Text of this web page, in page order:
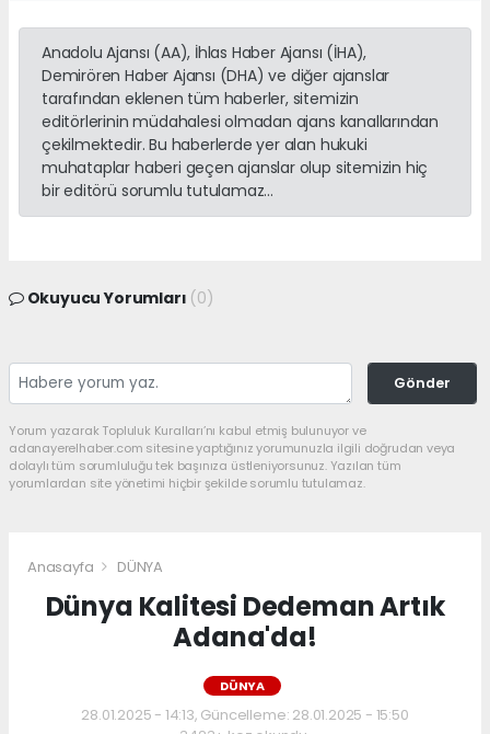
Anadolu Ajansı (AA), İhlas Haber Ajansı (İHA),
Demirören Haber Ajansı (DHA) ve diğer ajanslar
tarafından eklenen tüm haberler, sitemizin
editörlerinin müdahalesi olmadan ajans kanallarından
çekilmektedir. Bu haberlerde yer alan hukuki
muhataplar haberi geçen ajanslar olup sitemizin hiç
bir editörü sorumlu tutulamaz...
Okuyucu Yorumları (0)
Gönder
Yorum yazarak Topluluk Kuralları’nı kabul etmiş bulunuyor ve
adanayerelhaber.com sitesine yaptığınız yorumunuzla ilgili doğrudan veya
dolaylı tüm sorumluluğu tek başınıza üstleniyorsunuz. Yazılan tüm
yorumlardan site yönetimi hiçbir şekilde sorumlu tutulamaz.
Anasayfa DÜNYA
Dünya Kalitesi Dedeman Artık
Adana'da!
DÜNYA
28.01.2025 - 14:13, Güncelleme: 28.01.2025 - 15:50